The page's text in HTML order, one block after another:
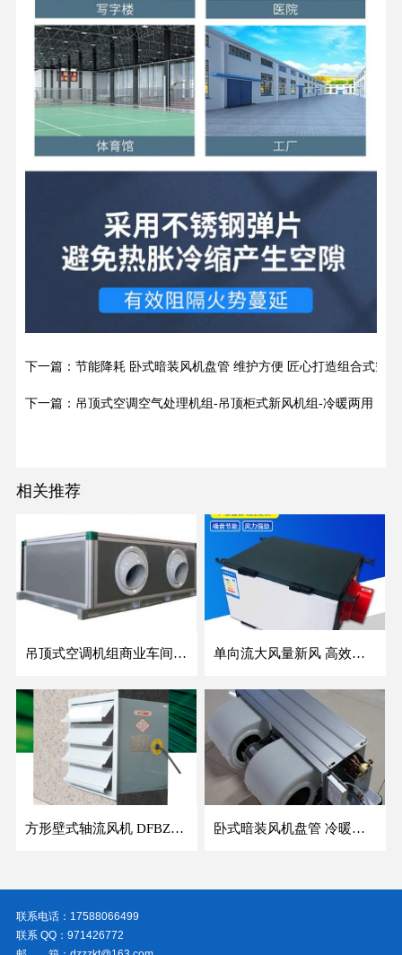
下一篇：节能降耗 卧式暗装风机盘管 维护方便 匠心打造组合式空
下一篇：吊顶式空调空气处理机组-吊顶柜式新风机组-冷暖两用
相关推荐
吊顶式空调机组商业车间防爆新风空调器射流冷暖机组 单向流大风量新风 高效除霾全热交换新风机空气净化
方形壁式轴流风机 DFBZ低噪防爆工业XBDZ静音220V/380V壁式边墙风机 卧式暗装风机盘管 冷暖两用盘管系列 明装风盘空调器
联系电话：17588066499
联系 QQ：971426772